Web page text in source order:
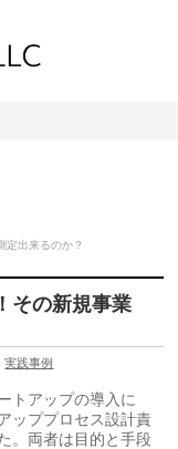
定出来るのか？
その新規事業
,実践事例
トアップの導入に
ッププロセス設計責
。両者は目的と手段